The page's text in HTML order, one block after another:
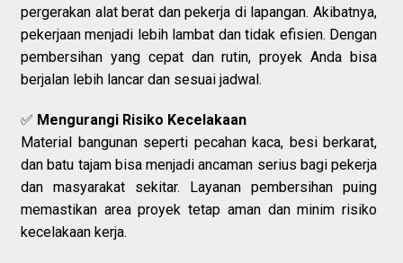
pergerakan alat berat dan pekerja di lapangan. Akibatnya,
pekerjaan menjadi lebih lambat dan tidak efisien. Dengan
pembersihan yang cepat dan rutin, proyek Anda bisa
berjalan lebih lancar dan sesuai jadwal.
✅ Mengurangi Risiko Kecelakaan
Material bangunan seperti pecahan kaca, besi berkarat,
dan batu tajam bisa menjadi ancaman serius bagi pekerja
dan masyarakat sekitar. Layanan pembersihan puing
memastikan area proyek tetap aman dan minim risiko
kecelakaan kerja.